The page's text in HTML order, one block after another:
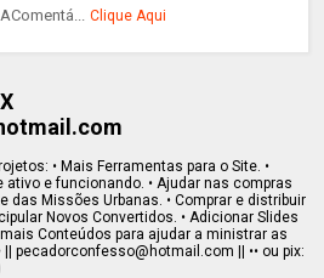
Clique Aqui
• Mais Ferramentas para o Site. •
ativo e funcionando. • Ajudar nas compras
das Missões Urbanas. • Comprar e distribuir
Novos Convertidos. • Adicionar Slides
mais Conteúdos para ajudar a ministrar as
|| pecadorconfesso@hotmail.com || •• ou pix: